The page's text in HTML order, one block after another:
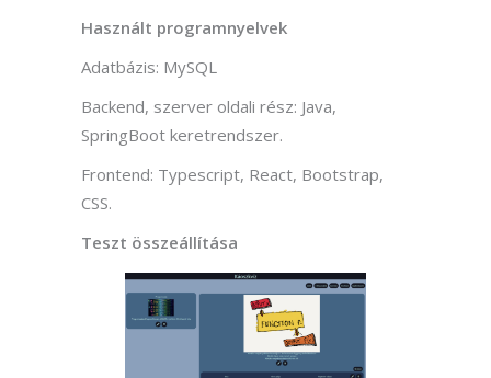
Használt programnyelvek
Adatbázis: MySQL
Backend, szerver oldali rész: Java,
SpringBoot keretrendszer.
Frontend: Typescript, React, Bootstrap,
CSS.
Teszt összeállítása